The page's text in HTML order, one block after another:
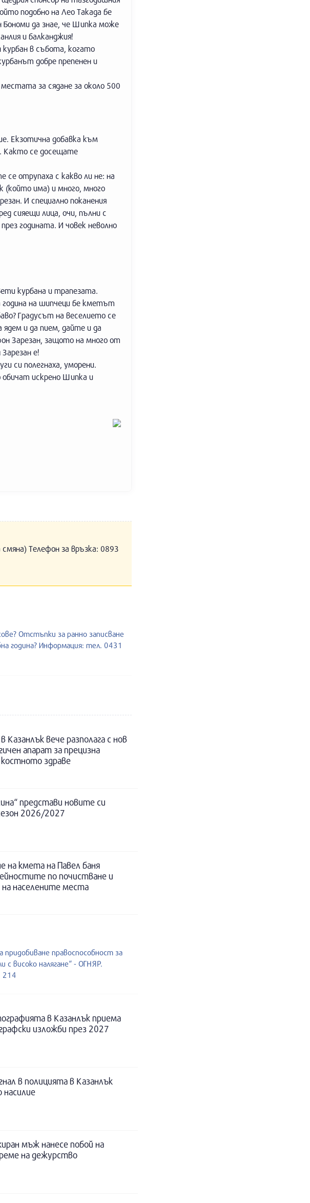
подобно на Лео Такада бе
да знае, че Шипка може
и балканджия!
курбан в събота, когато
добре препенен и
за сядане за около 500
Екзотична добавка към
Както се досещате
отрупаха с какво ли не: на
(който има) и много, много
И специално поканения
сияещи лица, очи, пълни с
годината. И човек неволно
курбана и трапезата.
година на шипчеци бе кметът
Градусът на веселието се
и да пием, дайте и да
Зарезан, защото на много от
е!
си полегнаха, уморени.
обичат искрено Шипка и
Телефон за връзка: 0893
Отстъпки за ранно записване
година? Информация: тел. 0431
Казанлък вече разполага с нов
апарат за прецизна
здраве
представи новите си
2026/2027
на кмета на Павел баня
по почистване и
на населените места
придобиване правоспособност за
високо налягане“ - ОГНЯР.
214
в Казанлък приема
изложби през 2027
в полицията в Казанлък
насилие
мъж нанесе побой на
на дежурство